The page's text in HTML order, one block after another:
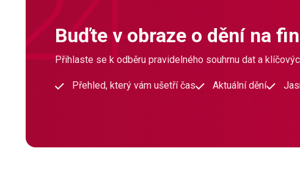
Buďte v obraze o dění na
Přihlaste se k odběru pravidelného souhrnu dat a
Přehled, který vám ušetří čas Aktuální dění